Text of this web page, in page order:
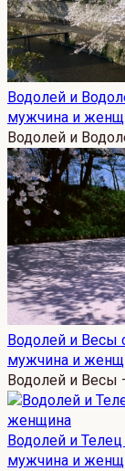
Водолей и
мужчина и
Водолей и
Водолей и Весы
мужчина и
Водолей и Весы
Водолей и
мужчина и